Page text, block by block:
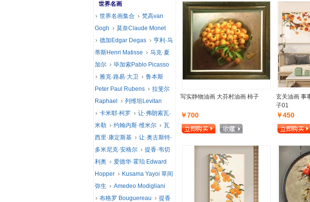
写实静物油画 大芬村油画 柿子
￥700
玄关油画 事
子01
￥450
世界名画
世界名画集合
梵高van
Gogh
莫奈Claude Monet
德加Edgar Degas
亨利·马
蒂斯Henri Matisse
马克·夏
加尔
毕加索Pablo Picasso
雅克·路易·大卫
鲁本斯
Peter Paul Rubens
拉斐尔
Raphael
列维坦Levitan
卡米耶·柯罗
让·弗朗索瓦·
米勒
约翰内斯·维米尔
瓦
西里·康定斯基
让·奥古斯特·
多米尼克·安格尔
提香·韦切
利奥
爱德华·霍珀 Edward
Hopper
Kusama Yayoi 草间
弥生
Amedeo Modigliani
布格罗 Bouguereau
提香